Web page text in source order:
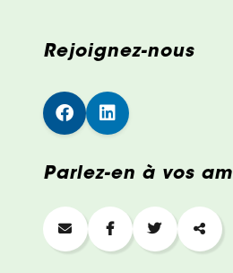
Rejoignez-nous
Parlez-en à vos